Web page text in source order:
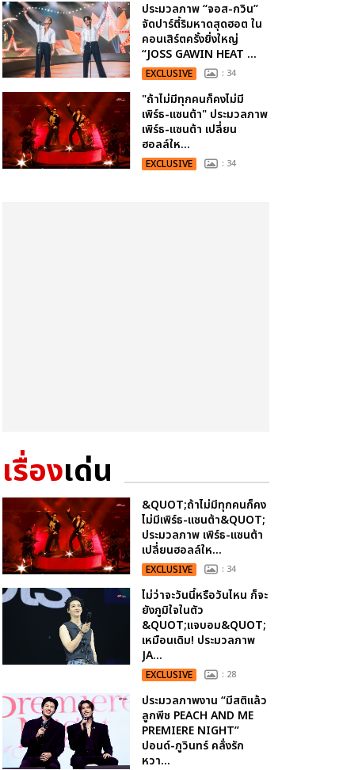
ประมวลภาพ “จอส-กวิน”
จัดปาร์ตี้ริมหาดสุดฮอต ใน
คอนเสิร์ตครั้งยิ่งใหญ่
“JOSS GAWIN HEAT ...
EXCLUSIVE : 34
"ถ้าไม่มีทุกคนก็คงไม่มี
เพิร์ธ-แซนต้า" ประมวลภาพ
เพิร์ธ-แซนต้า เปลี่ยน
ฮอลล์ให...
EXCLUSIVE : 34
เรื่องเด่น
&QUOT;ถ้าไม่มีทุกคนก็คง
ไม่มีเพิร์ธ-แซนต้า&QUOT;
ประมวลภาพ เพิร์ธ-แซนต้า
เปลี่ยนฮอลล์ให...
EXCLUSIVE : 34
ไม่ว่าจะวันนี้หรือวันไหน ก็จะ
ยังภูมิใจในตัว
&QUOT;แจบอม&QUOT;
เหมือนเดิม! ประมวลภาพ
JA...
EXCLUSIVE : 28
ประมวลภาพงาน “มีสติแล้ว
ลูกพีช PEACH AND ME
PREMIERE NIGHT”
ปอนด์-ภูวินทร์ คลั่งรัก
หวา...